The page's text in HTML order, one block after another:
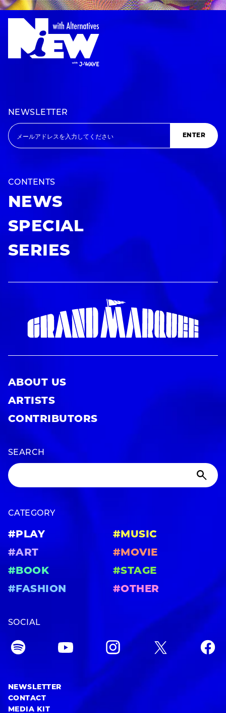
NEWSLETTER
ENTER
CONTENTS
NEWS
SPECIAL
SERIES
ABOUT US
ARTISTS
CONTRIBUTORS
SEARCH
CATEGORY
#PLAY
#MUSIC
#ART
#MOVIE
#BOOK
#STAGE
#FASHION
#OTHER
SOCIAL
NEWSLETTER
CONTACT
MEDIA KIT